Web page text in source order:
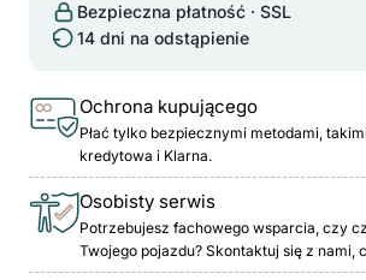
Bezpieczna płatność · SSL
14 dni na odstąpienie
Ochrona kupującego
Płać tylko bezpiecznymi metodami,
kredytowa i Klarna.
Osobisty serwis
Potrzebujesz fachowego wsparcia, czy
Twojego pojazdu? Skontaktuj się z nami,